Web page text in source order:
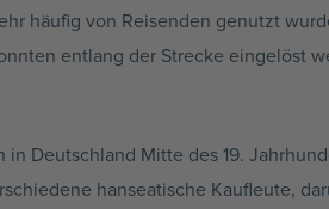
häufig von Reisenden genutzt
entlang der Strecke eingelöst
Deutschland Mitte des 19.
hanseatische Kaufleute,